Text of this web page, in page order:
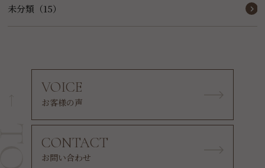
未分類（15）
VOICE
お客様の声
CONTACT
お問い合わせ